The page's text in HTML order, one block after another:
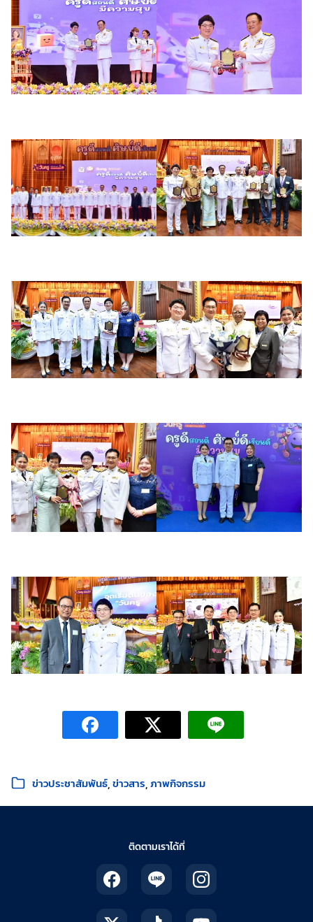
หมวดหมู่:
ข่าวประชาสัมพันธ์ ข่าวสาร ภาพกิจกรรม
ติดตามเราได้ที่